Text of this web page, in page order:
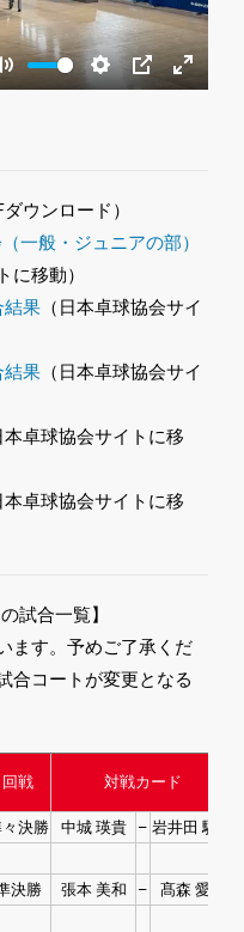
Mute Settings
PIP Enter
ダウンロード）
一般・ジュニアの部）
に移動）
結果 （日本卓球協会サイ
結果 （日本卓球協会サイ
本卓球協会サイトに移
本卓球協会サイトに移
試合一覧】
ます。予めご了承くだ
合コートが変更となる
回戦 対戦カード
決勝 中城 瑛貴 – 岩井田 駿斗
決勝 張本 美和 –
髙森 愛央